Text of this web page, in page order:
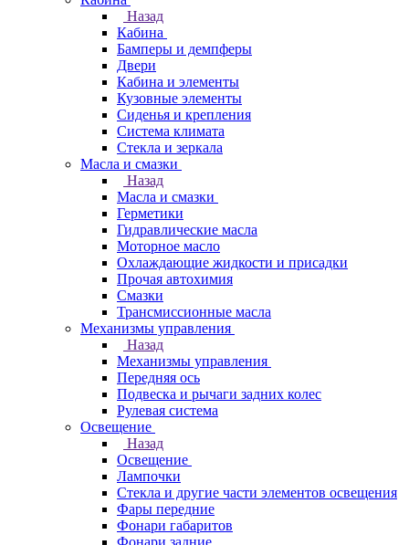
Назад
Кабина
Бамперы и демпферы
Двери
Кабина и элементы
Кузовные элементы
Сиденья и крепления
Система климата
Стекла и зеркала
Масла и смазки
Назад
Масла и смазки
Герметики
Гидравлические масла
Моторное масло
Охлаждающие жидкости и присадки
Прочая автохимия
Смазки
Трансмиссионные масла
Механизмы управления
Назад
Механизмы управления
Передняя ось
Подвеска и рычаги задних колес
Рулевая система
Освещение
Назад
Освещение
Лампочки
Стекла и другие части элементов освещения
Фары передние
Фонари габаритов
Фонари задние